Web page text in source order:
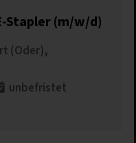
Stapler (m/w/d)
(Oder),
unbefristet​